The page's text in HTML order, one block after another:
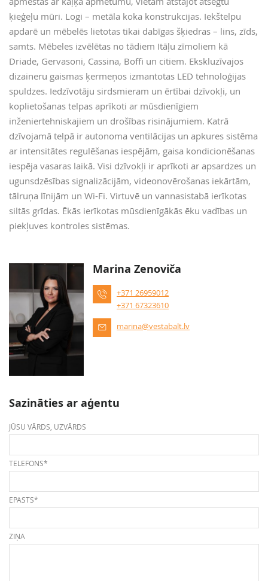
ķieģeļu mūri. Logi – metāla koka konstrukcijas. Iekštelpu
apdarē un mēbelēs lietotas tikai dabīgas šķiedras – lins, zīds,
samts. Mēbeles izvēlētas no tādiem Itāļu zīmoliem kā
Driade, Gervasoni, Cassina, Boffi un citiem. Ekskluzīvajos
dizaineru gaismas ķermeņos izmantotas LED tehnoloģijas
spuldzes. Iedzīvotāju sirdsmieram un ērtībai dzīvokļi, un
koplietošanas telpas aprīkoti ar mūsdienīgiem
inženiertehniskajiem un drošības risinājumiem. Katrā
dzīvojamā telpā ir autonoma ventilācijas un apkures sistēma
ar intensitātes regulēšanas iespējām, gaisa kondicionēšanas
iespēja vasaras laikā. Visi dzīvokļi ir aprīkoti ar apsardzes un
ugunsdzēsības signalizācijām, videonovērošanas iekārtām,
tālruņa līnijām un Wi-Fi. Virtuvē un vannasistabā ierīkotas
siltās grīdas. Ēkās ierīkotas mūsdienīgākās ēku vadības un
piekļuves kontroles sistēmas.
Marina Zenoviča
+371 26959012
+371 67323610
marina@vestabalt.lv
Sazināties ar aģentu
JŪSU VĀRDS, UZVĀRDS
TELEFONS*
EPASTS*
ZIŅA